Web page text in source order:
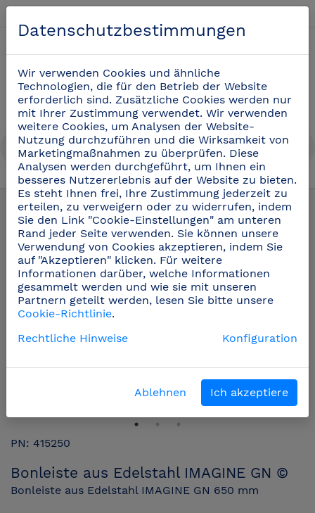
Wandborde aus Edelstahl Imagine© (15)
PN: 415250
Bonleiste aus Edelstahl IMAGINE GN ©
Bonleiste aus Edelstahl IMAGINE GN 650 mm
Datenschutzbestimmungen
Wir verwenden Cookies und ähnliche
Technologien, die für den Betrieb der Website
erforderlich sind. Zusätzliche Cookies werden nur
mit Ihrer Zustimmung verwendet. Wir verwenden
weitere Cookies, um Analysen der Website-
Nutzung durchzuführen und die Wirksamkeit von
Marketingmaßnahmen zu überprüfen. Diese
Analysen werden durchgeführt, um Ihnen ein
besseres Nutzererlebnis auf der Website zu bieten.
Es steht Ihnen frei, Ihre Zustimmung jederzeit zu
erteilen, zu verweigern oder zu widerrufen, indem
Sie den Link "Cookie-Einstellungen" am unteren
Rand jeder Seite verwenden. Sie können unsere
Verwendung von Cookies akzeptieren, indem Sie
auf "Akzeptieren" klicken. Für weitere
Informationen darüber, welche Informationen
gesammelt werden und wie sie mit unseren
Partnern geteilt werden, lesen Sie bitte unsere
Cookie-Richtlinie.
Rechtliche Hinweise
Konfiguration
Ablehnen Ich akzeptiere